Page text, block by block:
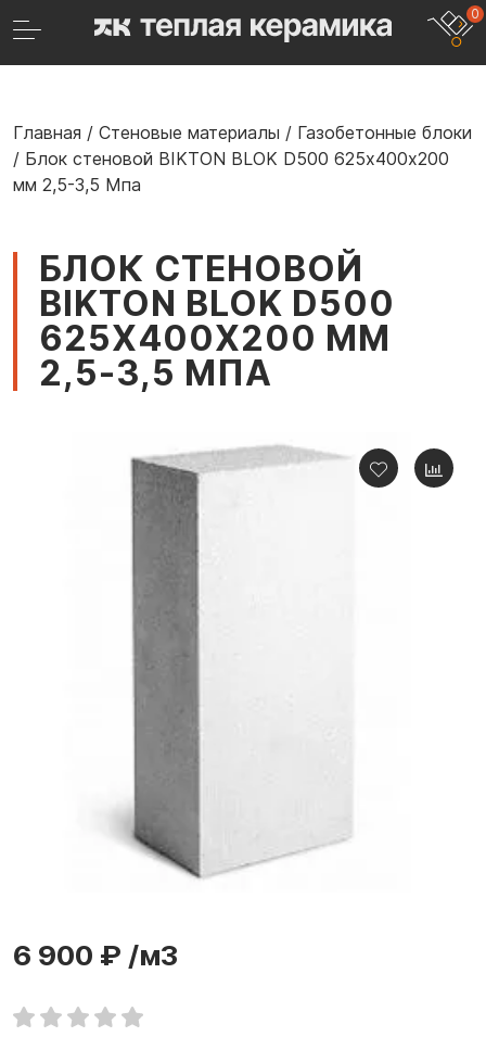
0
Главная / Стеновые материалы / Газобетонные блоки
/ Блок стеновой BIKTON BLOK D500 625х400х200
мм 2,5-3,5 Мпа
БЛОК СТЕНОВОЙ
BIKTON BLOK D500
625Х400Х200 ММ
2,5-3,5 МПА
6 900 ₽ /м3